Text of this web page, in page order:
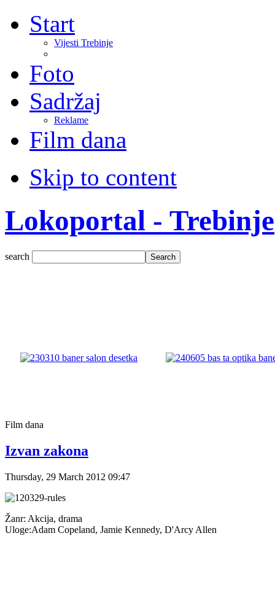
Start
Vijesti Trebinje
Foto
Sadržaj
Reklame
Film dana
Skip to content
Lokoportal - Trebinje
search
Film dana
Izvan zakona
Thursday, 29 March 2012 09:47
Žanr: Akcija, drama
Uloge:Adam Copeland, Jamie Kennedy, D'Arcy Allen